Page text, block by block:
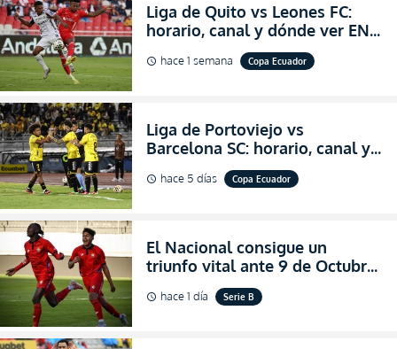
Liga de Quito vs Leones FC:
horario, canal y dónde ver EN
VIVO los octavos de final de la
Copa Ecuador 2026
schedule hace 1 semana Copa Ecuador
Liga de Portoviejo vs
Barcelona SC: horario, canal y
dónde ver EN VIVO los octavos
de final de la Copa Ecuador
schedule hace 5 días Copa Ecuador
El Nacional consigue un
triunfo vital ante 9 de Octubre
para encender la fe en la
salvación
schedule hace 1 día Serie B